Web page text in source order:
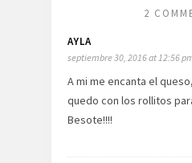
2
AYLA
septiembre 30, 2016 at 12:56
A mi me encanta el
quedo con los rollitos
Besote!!!!